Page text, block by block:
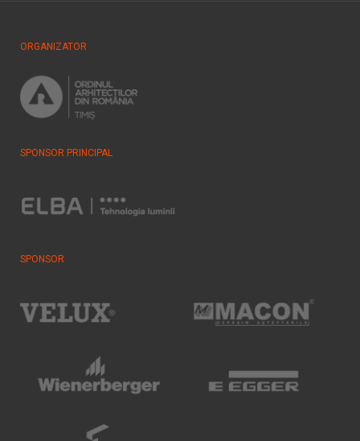
ORGANIZATOR
SPONSOR PRINCIPAL
SPONSOR